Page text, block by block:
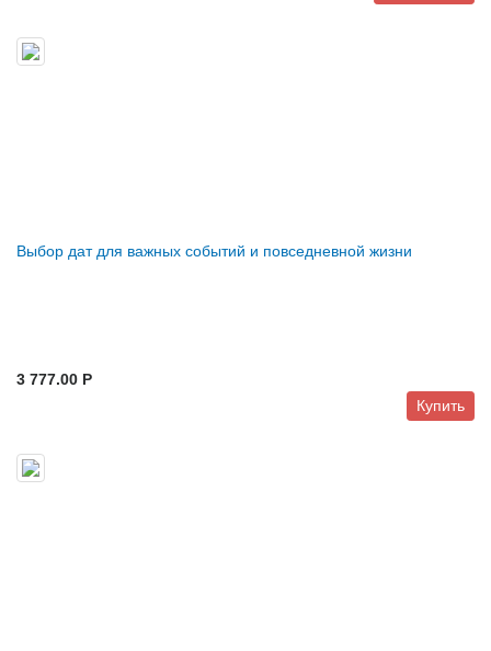
Выбор дат для важных событий и повседневной жизни
3 777.00 P
Купить